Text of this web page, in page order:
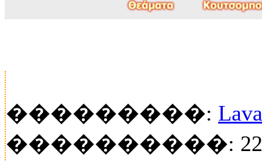
���������:
����������: